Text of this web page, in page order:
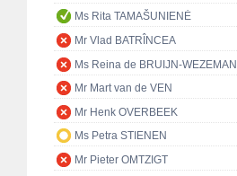
Ms Rita TAMAŠUNIENĖ
Mr Vlad BATRÎNCEA
Ms Reina de BRUIJN-WEZEMAN
Mr Mart van de VEN
Mr Henk OVERBEEK
Ms Petra STIENEN
Mr Pieter OMTZIGT